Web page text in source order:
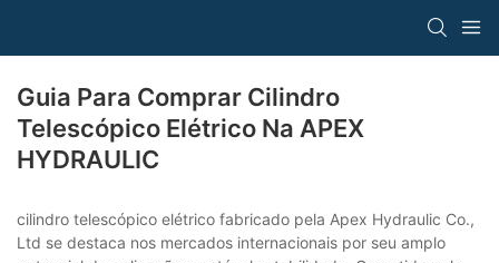
Guia Para Comprar Cilindro
Telescópico Elétrico Na APEX
HYDRAULIC
cilindro telescópico elétrico fabricado pela Apex Hydraulic Co.,
Ltd se destaca nos mercados internacionais por seu amplo